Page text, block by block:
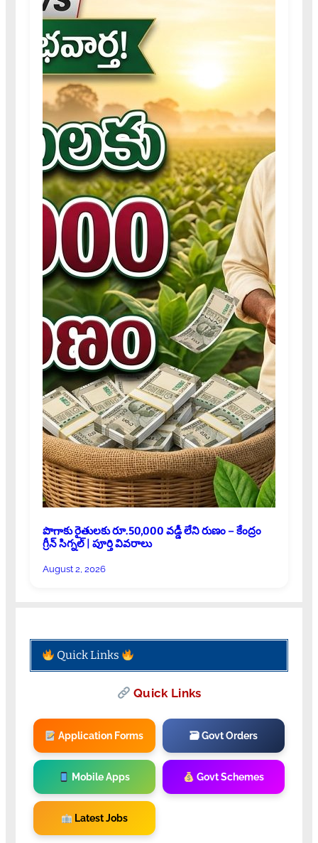
పొగాకు రైతులకు రూ.50,000 వడ్డీ లేని రుణం – కేంద్రం
గ్రీన్ సిగ్నల్ | పూర్తి వివరాలు
August 2, 2026
Quick Links
Quick Links
Application Forms 🗃 Govt Orders
Mobile Apps Govt Schemes
Latest Jobs